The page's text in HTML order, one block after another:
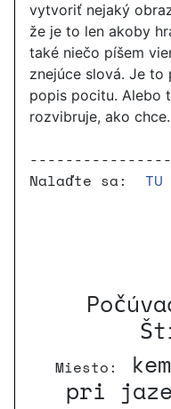
vytvoriť nejaký
že je to len akoby
také niečo píšem
znejúce slová. Je
popis pocitu. Alebo
rozvibruje, ako
Nalaďte sa:
TU
Miesto:
pri